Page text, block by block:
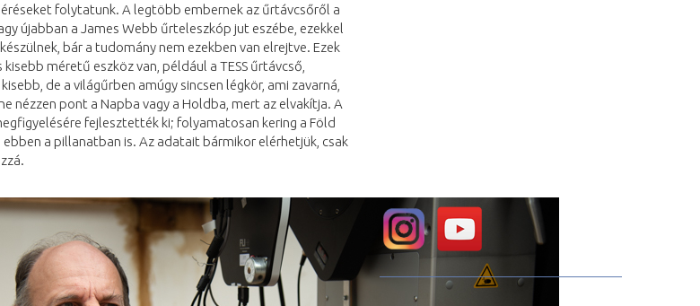
folytatunk. A legtöbb embernek az űrtávcsőről a
újabban a James Webb űrteleszkóp jut eszébe, ezekkel
bár a tudomány nem ezekben van elrejtve. Ezek
méretű eszköz van, például a TESS űrtávcső,
de a világűrben amúgy sincsen légkör, ami zavarná,
nézzen pont a Napba vagy a Holdba, mert az elvakítja. A
fejlesztették ki; folyamatosan kering a Föld
ebben a pillanatban is. Az adatait bármikor elérhetjük, csak